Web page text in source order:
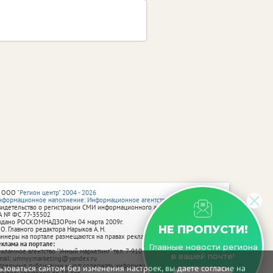
сайтом без изменения настроек, вы даете согласие на
НЕ ПРОПУСТИ!
Главные новости региона
в вашей почте!
"Регион центр" 2004 - 2026
наполнение: Информационное агентство vRossii.ru
о регистрации СМИ информационного агентства vRossii.ru
№ ФС 77‑35502
РОСКОМНАДЗОРом 04 марта 2009г.
Главного редактора Нарыков А. Н.
на портале размещаются на правах рекламы.
на портале:
агентство "Умный маркетинг" тел. 7-910-267-70-40,
umnyy.marketing@yandex.ru
публикации могут содержать информацию, не предназначенную